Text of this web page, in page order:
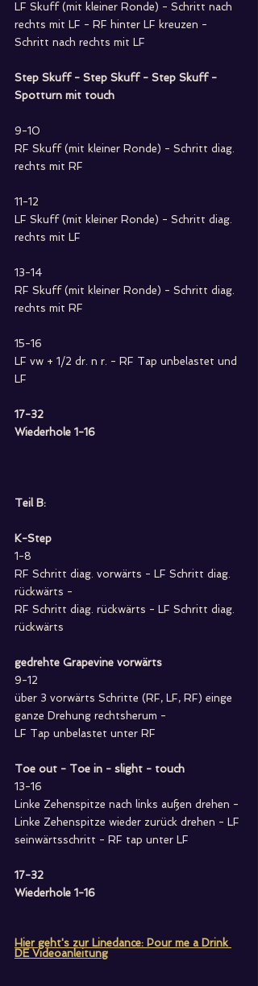
LF Skuff (mit kleiner Ronde) - Schritt nach
rechts mit LF - RF hinter LF kreuzen -
Schritt nach rechts mit LF
Step Skuff - Step Skuff - Step Skuff -
Spotturn mit touch
9-10
RF Skuff (mit kleiner Ronde) - Schritt diag.
rechts mit RF
11-12
LF Skuff (mit kleiner Ronde) - Schritt diag.
rechts mit LF
13-14
RF Skuff (mit kleiner Ronde) - Schritt diag.
rechts mit RF
15-16
LF vw + 1/2 dr. n r. - RF Tap unbelastet und
LF
17-32
Wiederhole 1-16
Teil B:
K-Step
1-8
RF Schritt diag. vorwärts - LF Schritt diag.
rückwärts -
RF Schritt diag. rückwärts - LF Schritt diag.
rückwärts
gedrehte Grapevine vorwärts
9-12
über 3 vorwärts Schritte (RF, LF, RF) einge
ganze Drehung rechtsherum -
LF Tap unbelastet unter RF
Toe out - Toe in - slight - touch
13-16
Linke Zehenspitze nach links außen drehen -
Linke Zehenspitze wieder zurück drehen - LF
seinwärtsschritt - RF tap unter LF
17-32
Wiederhole 1-16
Hier geht's zur Linedance: Pour me a Drink
DE Videoanleitung